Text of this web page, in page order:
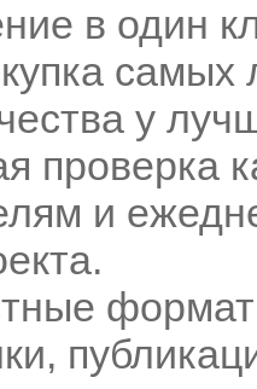
в один
у
проверка
и